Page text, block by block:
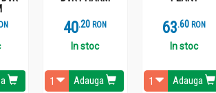
40.2 RON
In stoc
Adauga
63.6 RON
In stoc
Adauga